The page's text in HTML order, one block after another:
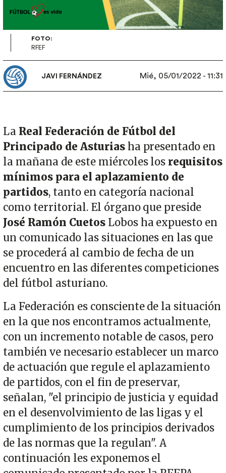
FOTO:
RFEF
JAVI FERNÁNDEZ Mié, 05/01/2022 - 11:31
La Real Federación de Fútbol del
Principado de Asturiasha presentado en
la mañana de este miércoles los requisitos
mínimos para el aplazamiento de
partidos, tanto en categoría nacional
como territorial. El órgano que preside
José Ramón CuetosLobos ha expuesto en
un comunicado las situaciones en las que
se procederá al cambio de fecha de un
encuentro en las diferentes competiciones
del fútbol asturiano.
La Federación es consciente de la situación
en la que nos encontramos actualmente,
con un incremento notable de casos, pero
también ve necesario establecer un marco
de actuación que regule el aplazamiento
de partidos, con el fin de preservar,
señalan, "el principio de justicia y equidad
en el desenvolvimiento de las ligas y el
cumplimiento de los principios derivados
de las normas que la regulan". A
continuación les exponemos el